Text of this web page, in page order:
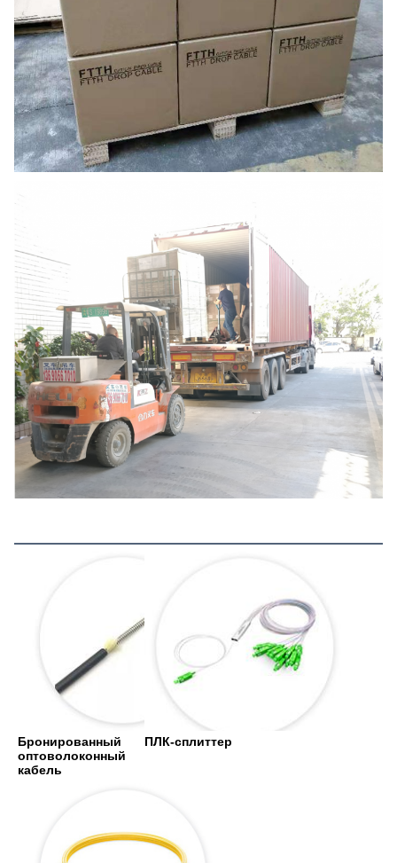
Бронированный
оптоволоконный
кабель
ПЛК-сплиттер